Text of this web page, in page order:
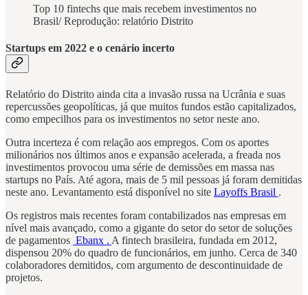
Top 10 fintechs que mais recebem investimentos no
Brasil/ Reprodução: relatório Distrito
Startups em 2022 e o cenário incerto
Relatório do Distrito ainda cita a invasão russa na Ucrânia e suas
repercussões geopolíticas, já que muitos fundos estão capitalizados,
como empecilhos para os investimentos no setor neste ano.
Outra incerteza é com relação aos empregos. Com os aportes
milionários nos últimos anos e expansão acelerada, a freada nos
investimentos provocou uma série de demissões em massa nas
startups no País. Até agora, mais de 5 mil pessoas já foram demitidas
neste ano. Levantamento está disponível no site Layoffs Brasil .
Os registros mais recentes foram contabilizados nas empresas em
nível mais avançado, como a gigante do setor do setor de soluções
de pagamentos Ebanx . A fintech brasileira, fundada em 2012,
dispensou 20% do quadro de funcionários, em junho. Cerca de 340
colaboradores demitidos, com argumento de descontinuidade de
projetos.